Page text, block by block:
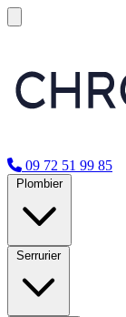
09 72 51 99 85
Plombier
Serrurier